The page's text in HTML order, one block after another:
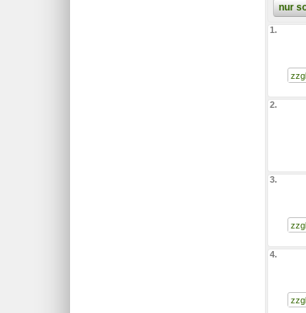
nur
1.
2.
3.
4.